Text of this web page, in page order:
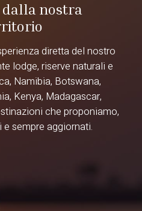
dalla nostra
diretta del nostro
lodge, riserve naturali e
Namibia, Botswana,
Kenya, Madagascar,
che proponiamo,
sempre aggiornati.